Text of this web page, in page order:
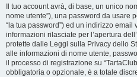
Il tuo account avrà, di base, un unico
nome utente”), una password da usare
“la tua password”) ed un indirizzo email
informazioni rilasciate per l’apertura
protette dalle Leggi sulla Privacy dello
alle informazioni di nome utente,
il processo di registrazione su
obbligatoria o opzionale, è a totale